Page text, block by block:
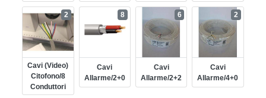
Cavi (video)
Citofono/8
Conduttori
2
Cavi
Allarme/2+0
8
Cavi
Allarme/2+2
6
Cavi
Allarme/4+0
2